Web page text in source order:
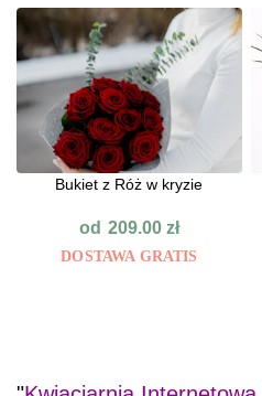
Bukiet z Róż w kryzie
od 209.00 zł
DOSTAWA GRATIS